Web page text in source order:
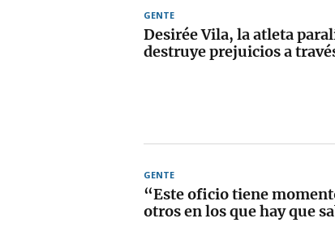
GENTE
Desirée Vila, la atleta
destruye prejuicios a
GENTE
“Este oficio tiene
otros en los que hay que